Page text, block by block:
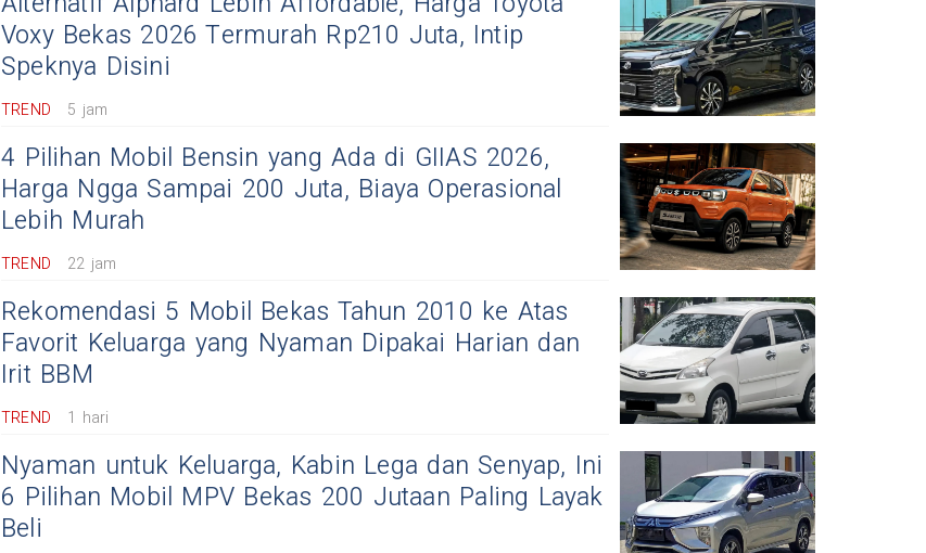
Voxy Bekas 2026 Termurah Rp210 Juta, Intip
Speknya Disini
TREND 5 jam
4 Pilihan Mobil Bensin yang Ada di GIIAS 2026,
Harga Ngga Sampai 200 Juta, Biaya Operasional
Lebih Murah
TREND 22 jam
Rekomendasi 5 Mobil Bekas Tahun 2010 ke Atas
Favorit Keluarga yang Nyaman Dipakai Harian dan
Irit BBM
TREND 1 hari
Nyaman untuk Keluarga, Kabin Lega dan Senyap, Ini
6 Pilihan Mobil MPV Bekas 200 Jutaan Paling Layak
Beli